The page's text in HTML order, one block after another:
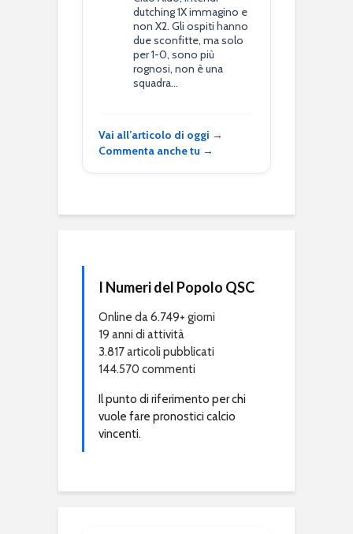
dutching 1X immagino e
non X2. Gli ospiti hanno
due sconfitte, ma solo
per 1-0, sono più
rognosi, non è una
squadra…
Vai all’articolo di oggi →
Commenta anche tu →
I Numeri del Popolo QSC
Online da 6.749+ giorni
19 anni di attività
3.817 articoli pubblicati
144.570 commenti
Il punto di riferimento per chi
vuole fare pronostici calcio
vincenti.